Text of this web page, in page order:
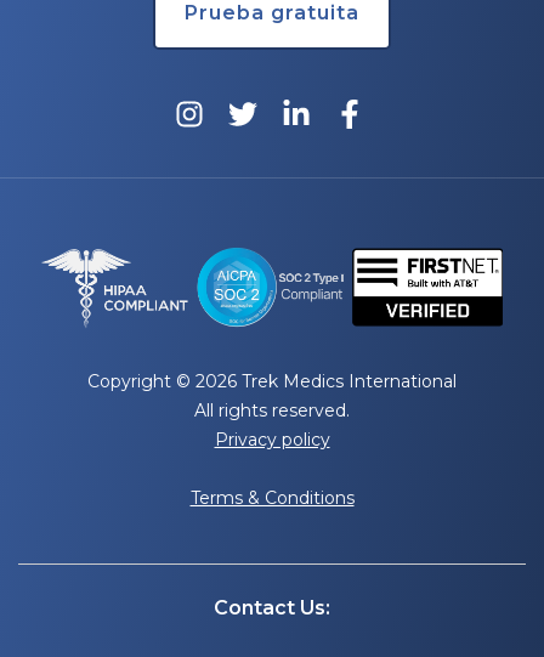
Prueba gratuita
Copyright © 2026 Trek Medics International
All rights reserved.
Privacy policy
Terms & Conditions
Contact Us: